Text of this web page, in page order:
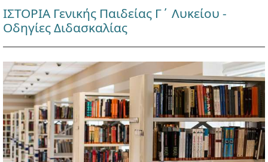
ΙΣΤΟΡΙΑ Γενικής Παιδείας Γ΄ Λυκείου -
Οδηγίες Διδασκαλίας